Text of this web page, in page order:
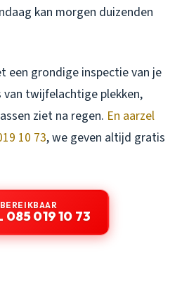
kan morgen duizenden
een grondige inspectie van je
van twijfelachtige plekken,
ziet na regen. En aarzel
10 73, we geven altijd gratis
085 019 10 73